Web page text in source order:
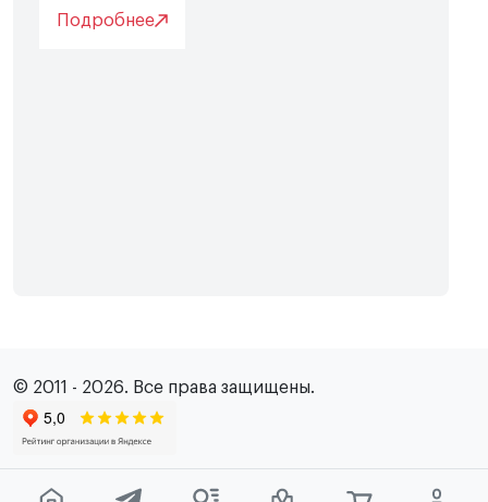
Подробнее
© 2011 - 2026. Все права защищены.